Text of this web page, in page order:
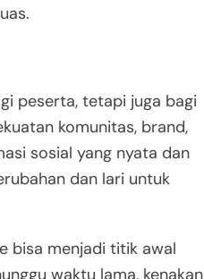
peserta, tetapi juga bagi
komunitas, brand,
sosial yang nyata dan
dan lari untuk
bisa menjadi titik awal